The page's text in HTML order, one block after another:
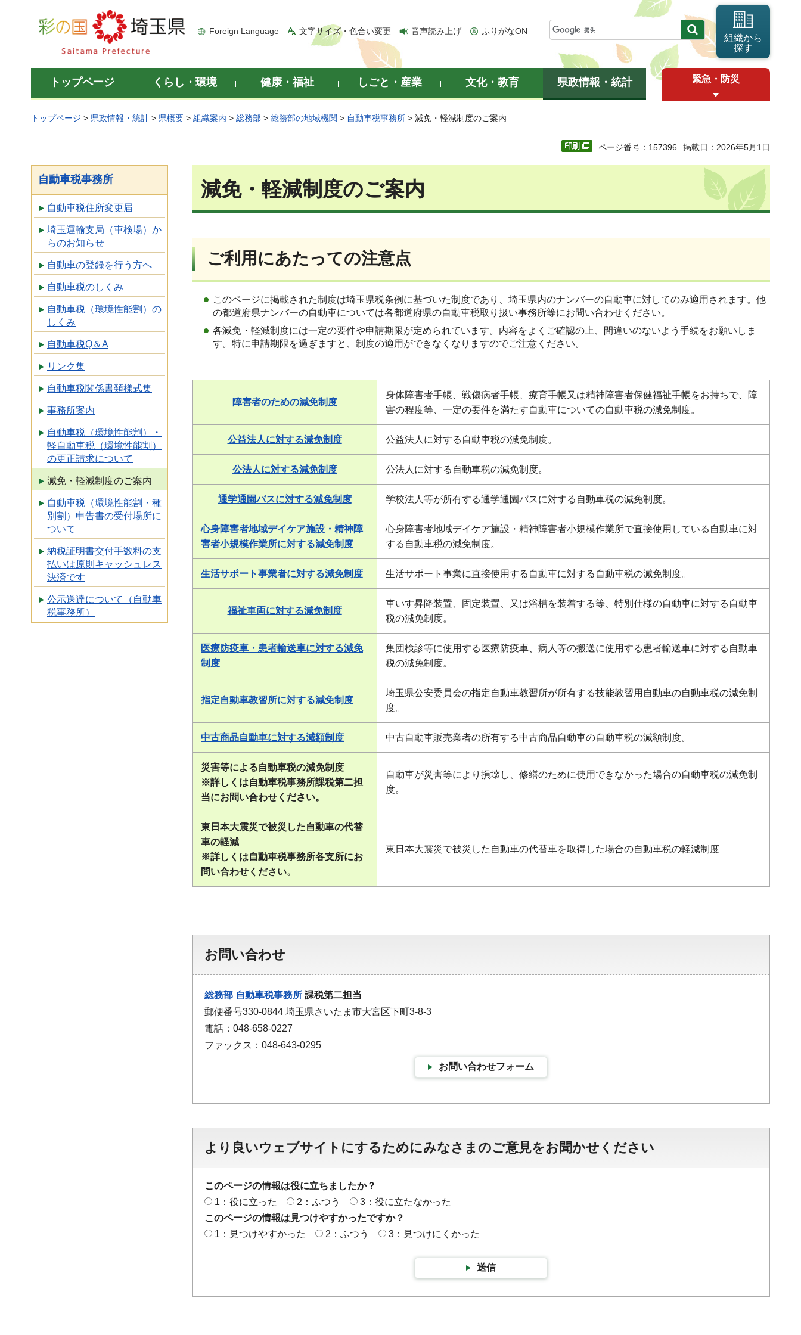
彩の国 埼玉県
Foreign Language 文字サイズ・色合い変更 音声読み上げ ふりがなON
組織から
探す
トップページ くらし・環境 健康・福祉 しごと・産業 文化・教育 県政情報・統計 緊急・防災
トップページ > 県政情報・統計 > 県概要 > 組織案内 > 総務部 > 総務部の地域機関 > 自動車税事務所 > 減免・軽減制度のご案内
ページ番号：157396 掲載日：2026年5月1日
自動車税事務所
自動車税住所変更届
埼玉運輸支局（車検場）か
らのお知らせ
自動車の登録を行う方へ
自動車税のしくみ
自動車税（環境性能割）の
しくみ
自動車税Q＆A
リンク集
自動車税関係書類様式集
事務所案内
自動車税（環境性能割）・
軽自動車税（環境性能割）
の更正請求について
減免・軽減制度のご案内
自動車税（環境性能割・種
別割）申告書の受付場所に
ついて
納税証明書交付手数料の支
払いは原則キャッシュレス
決済です
公示送達について（自動車
税事務所）
減免・軽減制度のご案内
ご利用にあたっての注意点
このページに掲載された制度は埼玉県税条例に基づいた制度であり、埼玉県内のナンバーの自動車に対してのみ適用されます。他
の都道府県ナンバーの自動車については各都道府県の自動車税取り扱い事務所等にお問い合わせください。
各減免・軽減制度には一定の要件や申請期限が定められています。内容をよくご確認の上、間違いのないよう手続をお願いしま
す。特に申請期限を過ぎますと、制度の適用ができなくなりますのでご注意ください。
障害者のための減免制度
身体障害者手帳、戦傷病者手帳、療育手帳又は精神障害者保健福祉手帳をお持ちで、障
害の程度等、一定の要件を満たす自動車についての自動車税の減免制度。
公益法人に対する減免制度 公益法人に対する自動車税の減免制度。
公法人に対する減免制度 公法人に対する自動車税の減免制度。
通学通園バスに対する減免制度 学校法人等が所有する通学通園バスに対する自動車税の減免制度。
心身障害者地域デイケア施設・精神障
害者小規模作業所に対する減免制度
心身障害者地域デイケア施設・精神障害者小規模作業所で直接使用している自動車に対
する自動車税の減免制度。
生活サポート事業者に対する減免制度 生活サポート事業に直接使用する自動車に対する自動車税の減免制度。
福祉車両に対する減免制度
車いす昇降装置、固定装置、又は浴槽を装着する等、特別仕様の自動車に対する自動車
税の減免制度。
医療防疫車・患者輸送車に対する減免
制度
集団検診等に使用する医療防疫車、病人等の搬送に使用する患者輸送車に対する自動車
税の減免制度。
指定自動車教習所に対する減免制度
埼玉県公安委員会の指定自動車教習所が所有する技能教習用自動車の自動車税の減免制
度。
中古商品自動車に対する減額制度 中古自動車販売業者の所有する中古商品自動車の自動車税の減額制度。
災害等による自動車税の減免制度
※詳しくは自動車税事務所課税第二担
当にお問い合わせください。
自動車が災害等により損壊し、修繕のために使用できなかった場合の自動車税の減免制
度。
東日本大震災で被災した自動車の代替
車の軽減
※詳しくは自動車税事務所各支所にお
問い合わせください。
東日本大震災で被災した自動車の代替車を取得した場合の自動車税の軽減制度
お問い合わせ
総務部 自動車税事務所 課税第二担当
郵便番号330-0844 埼玉県さいたま市大宮区下町3-8-3
電話：048-658-0227
ファックス：048-643-0295
お問い合わせフォーム
より良いウェブサイトにするためにみなさまのご意見をお聞かせください
このページの情報は役に立ちましたか？
1：役に立った
2：ふつう
3：役に立たなかった
このページの情報は見つけやすかったですか？
1：見つけやすかった
2：ふつう 3：見つけにくかった
送信